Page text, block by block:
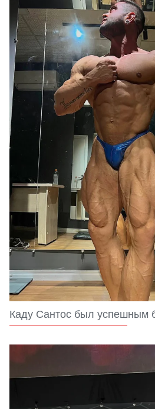
Каду Сантос был успешным